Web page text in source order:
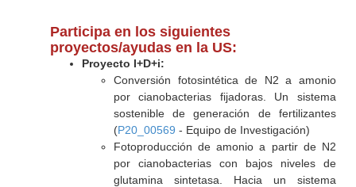
Participa en los siguientes
proyectos/ayudas en la US:
Proyecto I+D+i:
Conversión fotosintética de N2 a amonio
por cianobacterias fijadoras. Un sistema
sostenible de generación de fertilizantes
(P20_00569 - Equipo de Investigación)
Fotoproducción de amonio a partir de N2
por cianobacterias con bajos niveles de
glutamina sintetasa. Hacia un sistema